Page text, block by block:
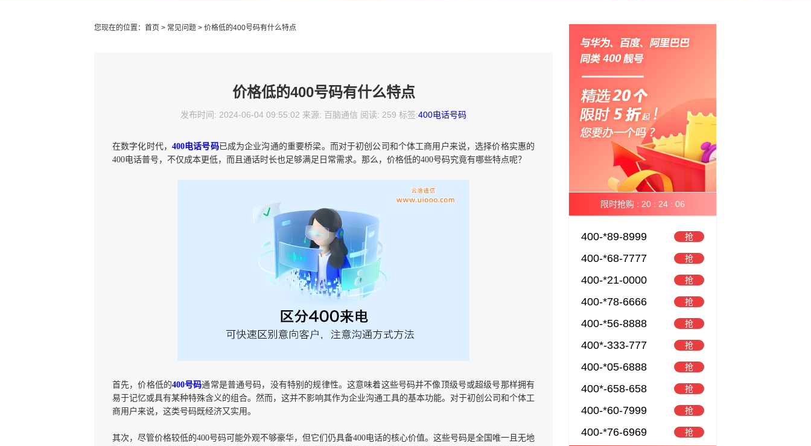
您现在的位置： 首页 > 常见问题 > 价格低的400号码有什么特点
价格低的400号码有什么特点
发布时间: 2024-06-04 09:55:02 来源: 百脑通信 阅读: 259 标签:400电话号码
在数字化时代，400电话号码已成为企业沟通的重要桥梁。而对于初创公司和个体工商用户来说，选择价格实惠的
400电话普号，不仅成本更低，而且通话时长也足够满足日常需求。那么，价格低的400号码究竟有哪些特点呢？
首先，价格低的400号码通常是普通号码，没有特别的规律性。这意味着这些号码并不像顶级号或超级号那样拥有
易于记忆或具有某种特殊含义的组合。然而，这并不影响其作为企业沟通工具的基本功能。对于初创公司和个体工
商用户来说，这类号码既经济又实用。
其次，尽管价格较低的400号码可能外观不够豪华，但它们仍具备400电话的核心价值。这些号码是全国唯一且无地
限时抢购 : 20 : 24 : 05
400-*89-8999 抢
400-*68-7777 抢
400-*21-0000 抢
400-*78-6666 抢
400-*56-8888 抢
400*-333-777 抢
400-*05-6888 抢
400*-658-658 抢
400-*60-7999 抢
400-*76-6969 抢